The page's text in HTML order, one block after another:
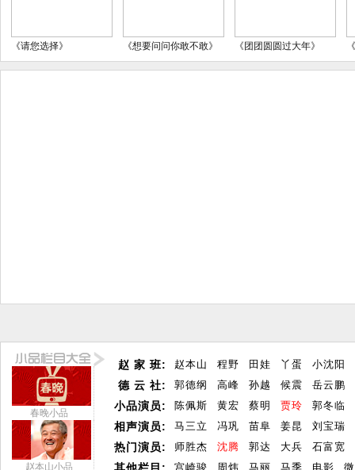
《请您选择》 《想要问问你敢不敢》 《团团圆圆过大年》
春晚小品
赵本山小品
赵 家 班:
德 云 社:
小品演员:
相声演员:
热门演员:
赵本山 程野 田娃 丫蛋
小沈阳
郭德纲
高峰 孙越 候震
岳云鹏
陈佩斯
黄宏 蔡明 贾玲
郭冬临
马三立
冯巩 苗阜 姜昆
刘宝瑞
师胜杰
沈腾 郭达 大兵
石富宽
宫崎骏
周炜 马丽 马季 电影